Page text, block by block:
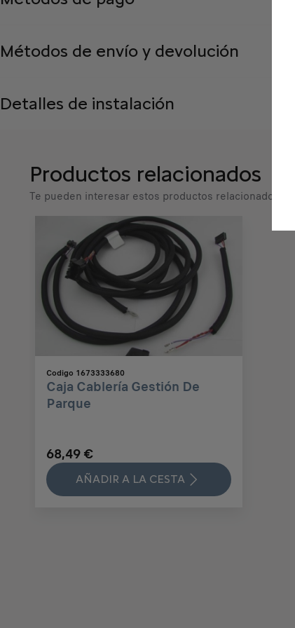
Métodos de envío y devolución
Detalles de instalación
Productos relacionados
Te pueden interesar estos productos relacionados
Codigo 1673333680
Caja Cablería Gestión De
Parque
68,49 €
AÑADIR A LA CESTA